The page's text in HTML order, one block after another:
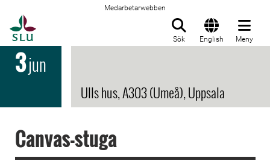
Medarbetarwebben
Sök English Meny
3jun
Ulls hus, A303 (Umeå), Uppsala
Canvas-stuga